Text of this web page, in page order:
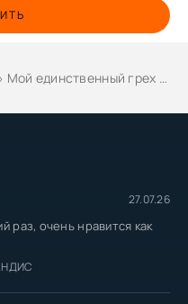
27.07.26
раз, очень нравится как
единственный грех - Клара Конти